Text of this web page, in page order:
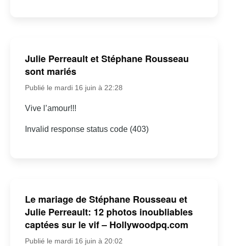
Julie Perreault et Stéphane Rousseau
sont mariés
Publié le mardi 16 juin à 22:28
Vive l’amour!!!
Invalid response status code (403)
Le mariage de Stéphane Rousseau et
Julie Perreault: 12 photos inoubliables
captées sur le vif – Hollywoodpq.com
Publié le mardi 16 juin à 20:02